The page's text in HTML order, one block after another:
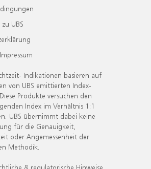
UBS
Indikationen basieren auf
von UBS emittierten Index-
Produkte versuchen den
Index im Verhältnis 1:1
UBS übernimmt dabei keine
für die Genauigkeit,
oder Angemessenheit der
Methodik.